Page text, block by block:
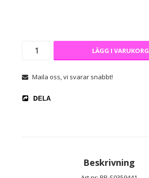
LÄGG I VARUKORG
Maila oss, vi svarar snabbt!
DELA
Beskrivning